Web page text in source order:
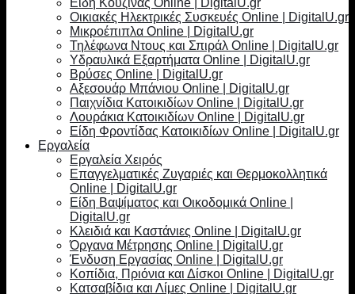
Είδη Κουζίνας Online | DigitalU.gr
Οικιακές Ηλεκτρικές Συσκευές Online | DigitalU.gr
Μικροέπιπλα Online | DigitalU.gr
Τηλέφωνα Ντους και Σπιράλ Online | DigitalU.gr
Υδραυλικά Εξαρτήματα Online | DigitalU.gr
Βρύσες Online | DigitalU.gr
Αξεσουάρ Μπάνιου Online | DigitalU.gr
Παιχνίδια Κατοικιδίων Online | DigitalU.gr
Λουράκια Κατοικιδίων Online | DigitalU.gr
Είδη Φροντίδας Κατοικιδίων Online | DigitalU.gr
Εργαλεία
Εργαλεία Χειρός
Επαγγελματικές Ζυγαριές και Θερμοκολλητικά
Online | DigitalU.gr
Είδη Βαψίματος και Οικοδομικά Online |
DigitalU.gr
Κλειδιά και Καστάνιες Online | DigitalU.gr
Όργανα Μέτρησης Online | DigitalU.gr
Ένδυση Εργασίας Online | DigitalU.gr
Κοπίδια, Πριόνια και Δίσκοι Online | DigitalU.gr
Κατσαβίδια και Λίμες Online | DigitalU.gr